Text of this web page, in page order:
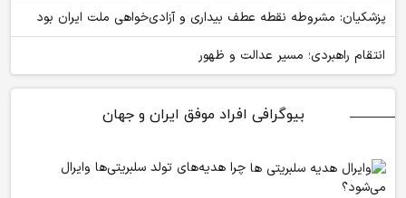
پزشکیان: مشروطه نقطه عطف بیداری و آزادی‌خواهی ملت ایران بود
انتقام راهبردی؛ مسیر عدالت و ظهور
بیوگرافی افراد موفق ایران و جهان
چرا هدیه‌های تولد سلبریتی‌ها وایرال
می‌شود؟